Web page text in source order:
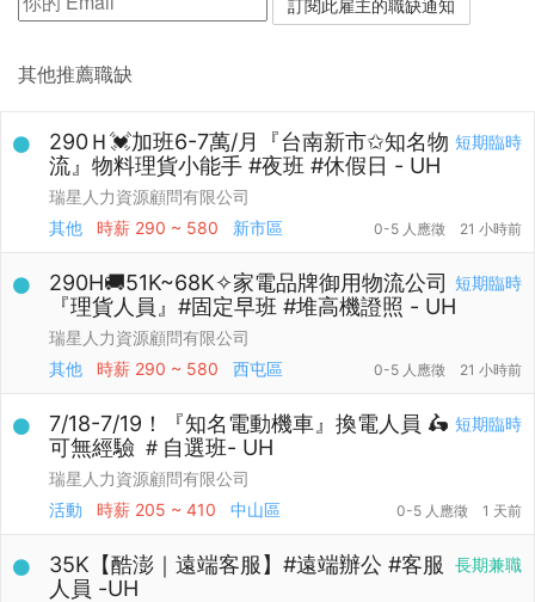
其他推薦職缺
短期臨時
290Ｈ💓加班6-7萬/月『台南新市✩知名物
流』物料理貨小能手 #夜班 #休假日 - UH
瑞星人力資源顧問有限公司
其他
時薪 290 ~ 580 新市區 0-5 人應徵 21 小時前
短期臨時
290H🚚51K~68K✧家電品牌御用物流公司
『理貨人員』#固定早班 #堆高機證照 - UH
瑞星人力資源顧問有限公司
其他
時薪 290 ~ 580 西屯區 0-5 人應徵 21 小時前
短期臨時
7/18-7/19！『知名電動機車』換電人員 🛵
可無經驗 ＃自選班- UH
瑞星人力資源顧問有限公司
活動
時薪 205 ~ 410 中山區 0-5 人應徵 1 天前
長期兼職
35K【酷澎｜遠端客服】#遠端辦公 #客服
人員 -UH